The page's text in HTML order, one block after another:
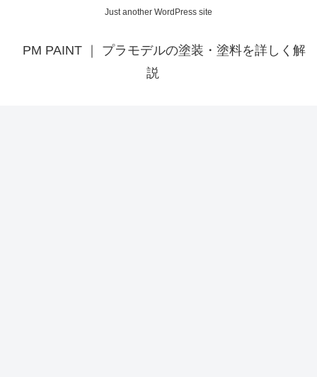
Just another WordPress site
PM PAINT ｜ プラモデルの塗装・塗料を詳しく解
説